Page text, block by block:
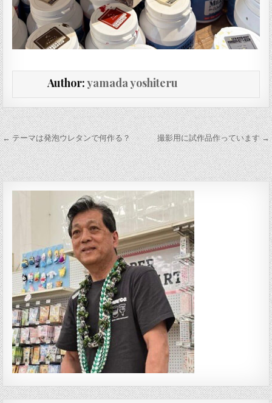
Author:yamada yoshiteru
投稿ナビゲーション
← テーマは発泡ウレタンで何作る？ 撮影用に試作品作っています →